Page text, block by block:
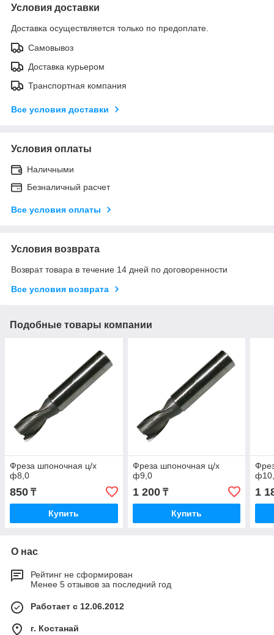
Условия доставки
Доставка осуществляется только по предоплате.
Самовывоз
Доставка курьером
Транспортная компания
Все условия доставки
Условия оплаты
Наличными
Безналичный расчет
Все условия оплаты
Условия возврата
Возврат товара в течение 14 дней по договоренности
Все условия возврата
Подобные товары компании
Фреза шпоночная ц/х
ф8,0
850 ₸
Купить
Фреза шпоночная ц/х
ф9,0
1 200₸
Купить
1
О нас
Рейтинг не сформирован
Менее 5 отзывов за последний год
Работает с 12.06.2012
г. Костанай